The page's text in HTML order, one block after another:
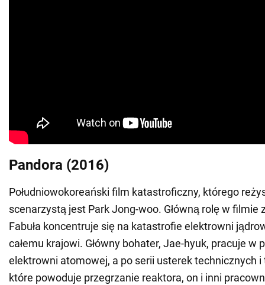
Pandora (2016)
Południowokoreański film katastroficzny, którego
scenarzystą jest Park Jong-woo. Główną rolę w filmie
Fabuła koncentruje się na katastrofie elektrowni
całemu krajowi. Główny bohater, Jae-hyuk, pracuje w
elektrowni atomowej, a po serii usterek technicznych
które powoduje przegrzanie reaktora, on i inni